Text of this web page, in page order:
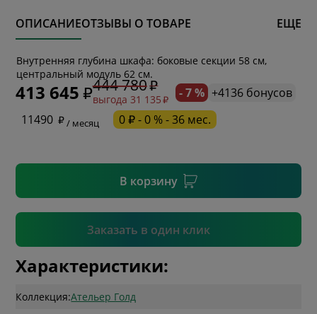
ОПИСАНИЕОТЗЫВЫ О ТОВАРЕ ЕЩЕ
Внутренняя глубина шкафа: боковые секции 58 см,
центральный модуль 62 см.
413 645 444 780
выгода 31 135 - 7 % +4136 бонусов
11490
/ месяц 0 ₽ - 0 % - 36 мес.
В корзину
Заказать в один клик
* обязательное поле
* необязательное поле
Подтвердить
Характеристики:
Коллекция:Ательер Голд